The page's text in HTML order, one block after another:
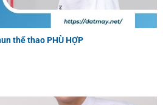
thể thao PHÙ HỢP